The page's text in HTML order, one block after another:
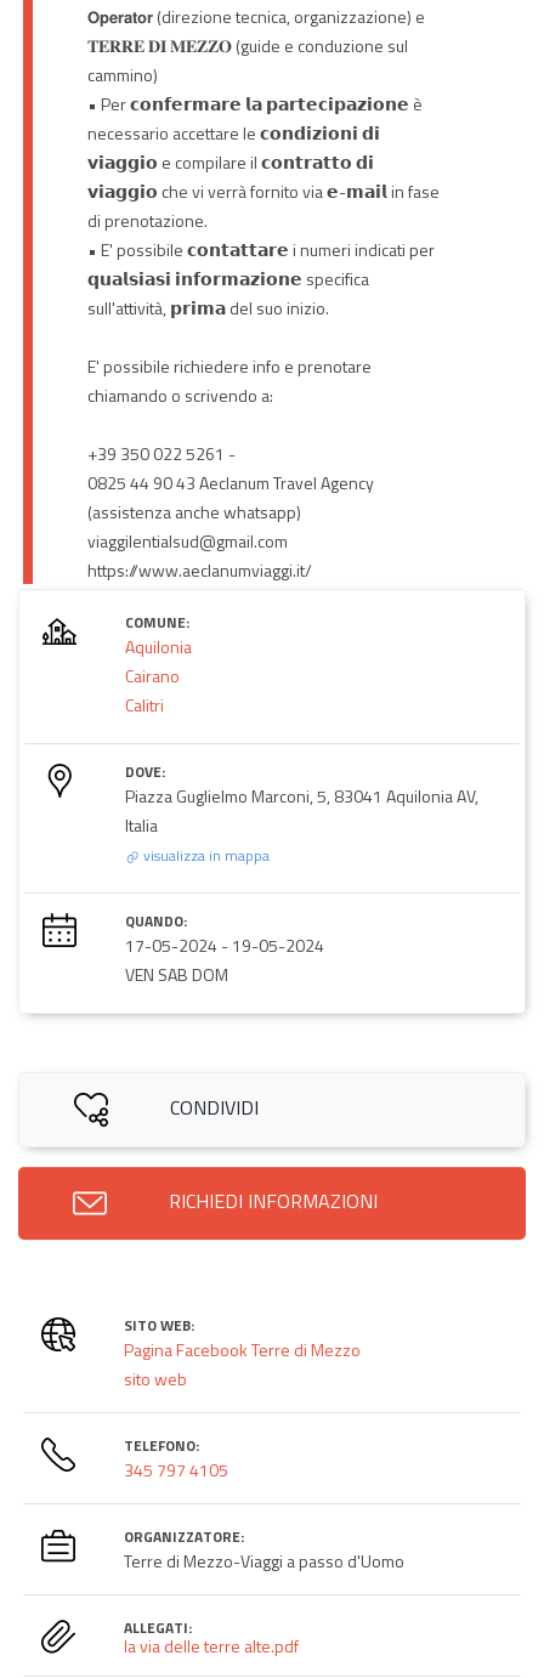
𝗢𝗽𝗲𝗿𝗮𝘁𝗼𝗿 (direzione tecnica, organizzazione) e
𝐓𝐄𝐑𝐑𝐄 𝐃𝐈 𝐌𝐄𝐙𝐙𝐎 (guide e conduzione sul
cammino)
• Per 𝗰𝗼𝗻𝗳𝗲𝗿𝗺𝗮𝗿𝗲 𝗹𝗮 𝗽𝗮𝗿𝘁𝗲𝗰𝗶𝗽𝗮𝘇𝗶𝗼𝗻𝗲 è
necessario accettare le 𝗰𝗼𝗻𝗱𝗶𝘇𝗶𝗼𝗻𝗶 𝗱𝗶
𝘃𝗶𝗮𝗴𝗴𝗶𝗼 e compilare il 𝗰𝗼𝗻𝘁𝗿𝗮𝘁𝘁𝗼 𝗱𝗶
𝘃𝗶𝗮𝗴𝗴𝗶𝗼 che vi verrà fornito via 𝗲-𝗺𝗮𝗶𝗹 in fase
di prenotazione.
• E' possibile 𝗰𝗼𝗻𝘁𝗮𝘁𝘁𝗮𝗿𝗲 i numeri indicati per
𝗾𝘂𝗮𝗹𝘀𝗶𝗮𝘀𝗶 𝗶𝗻𝗳𝗼𝗿𝗺𝗮𝘇𝗶𝗼𝗻𝗲 specifica
sull'attività, 𝗽𝗿𝗶𝗺𝗮 del suo inizio.
E' possibile richiedere info e prenotare
chiamando o scrivendo a:
+39 350 022 5261 -
0825 44 90 43 Aeclanum Travel Agency
(assistenza anche whatsapp)
viaggilentialsud@gmail.com
https://www.aeclanumviaggi.it/
COMUNE:
Aquilonia
Cairano
Calitri
DOVE:
Piazza Guglielmo Marconi, 5, 83041 Aquilonia AV,
Italia
visualizza in mappa
QUANDO:
17-05-2024 -19-05-2024
VEN SAB DOM
CONDIVIDI
RICHIEDI INFORMAZIONI
SITO WEB:
Pagina Facebook Terre di Mezzo
sito web
TELEFONO:
345 797 4105
ORGANIZZATORE:
Terre di Mezzo-Viaggi a passo d'Uomo
ALLEGATI:
la via delle terre alte.pdf